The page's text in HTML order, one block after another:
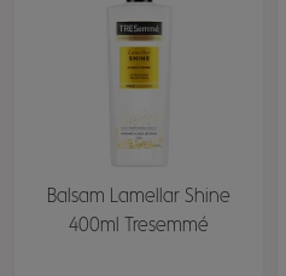
Balsam Lamellar Shine
400ml Tresemmé